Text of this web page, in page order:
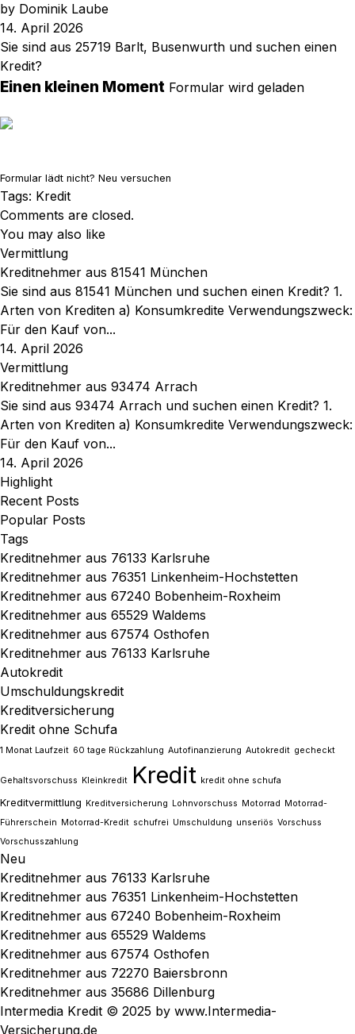
by Dominik Laube
14. April 2026
Sie sind aus 25719 Barlt, Busenwurth und suchen einen
Kredit?
Einen kleinen Moment Formular wird geladen
Formular lädt nicht? Neu versuchen
Tags: Kredit
Comments are closed.
You may also like
Vermittlung
Kreditnehmer aus 81541 München
Sie sind aus 81541 München und suchen einen Kredit? 1.
Arten von Krediten a) Konsumkredite Verwendungszweck:
Für den Kauf von...
14. April 2026
Vermittlung
Kreditnehmer aus 93474 Arrach
Sie sind aus 93474 Arrach und suchen einen Kredit? 1.
Arten von Krediten a) Konsumkredite Verwendungszweck:
Für den Kauf von...
14. April 2026
Highlight
Recent Posts
Popular Posts
Tags
Kreditnehmer aus 76133 Karlsruhe
Kreditnehmer aus 76351 Linkenheim-Hochstetten
Kreditnehmer aus 67240 Bobenheim-Roxheim
Kreditnehmer aus 65529 Waldems
Kreditnehmer aus 67574 Osthofen
Kreditnehmer aus 76133 Karlsruhe
Autokredit
Umschuldungskredit
Kreditversicherung
Kredit ohne Schufa
1 Monat Laufzeit 60 tage Rückzahlung Autofinanzierung Autokredit gecheckt
Gehaltsvorschuss Kleinkredit Kredit kredit ohne schufa
Kreditvermittlung Kreditversicherung Lohnvorschuss Motorrad Motorrad-
Führerschein Motorrad-Kredit schufrei Umschuldung unseriös Vorschuss
Vorschusszahlung
Neu
Kreditnehmer aus 76133 Karlsruhe
Kreditnehmer aus 76351 Linkenheim-Hochstetten
Kreditnehmer aus 67240 Bobenheim-Roxheim
Kreditnehmer aus 65529 Waldems
Kreditnehmer aus 67574 Osthofen
Kreditnehmer aus 72270 Baiersbronn
Kreditnehmer aus 35686 Dillenburg
Intermedia Kredit © 2025 by www.Intermedia-
Versicherung.de